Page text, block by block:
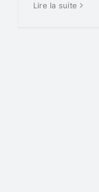
Lire la suite